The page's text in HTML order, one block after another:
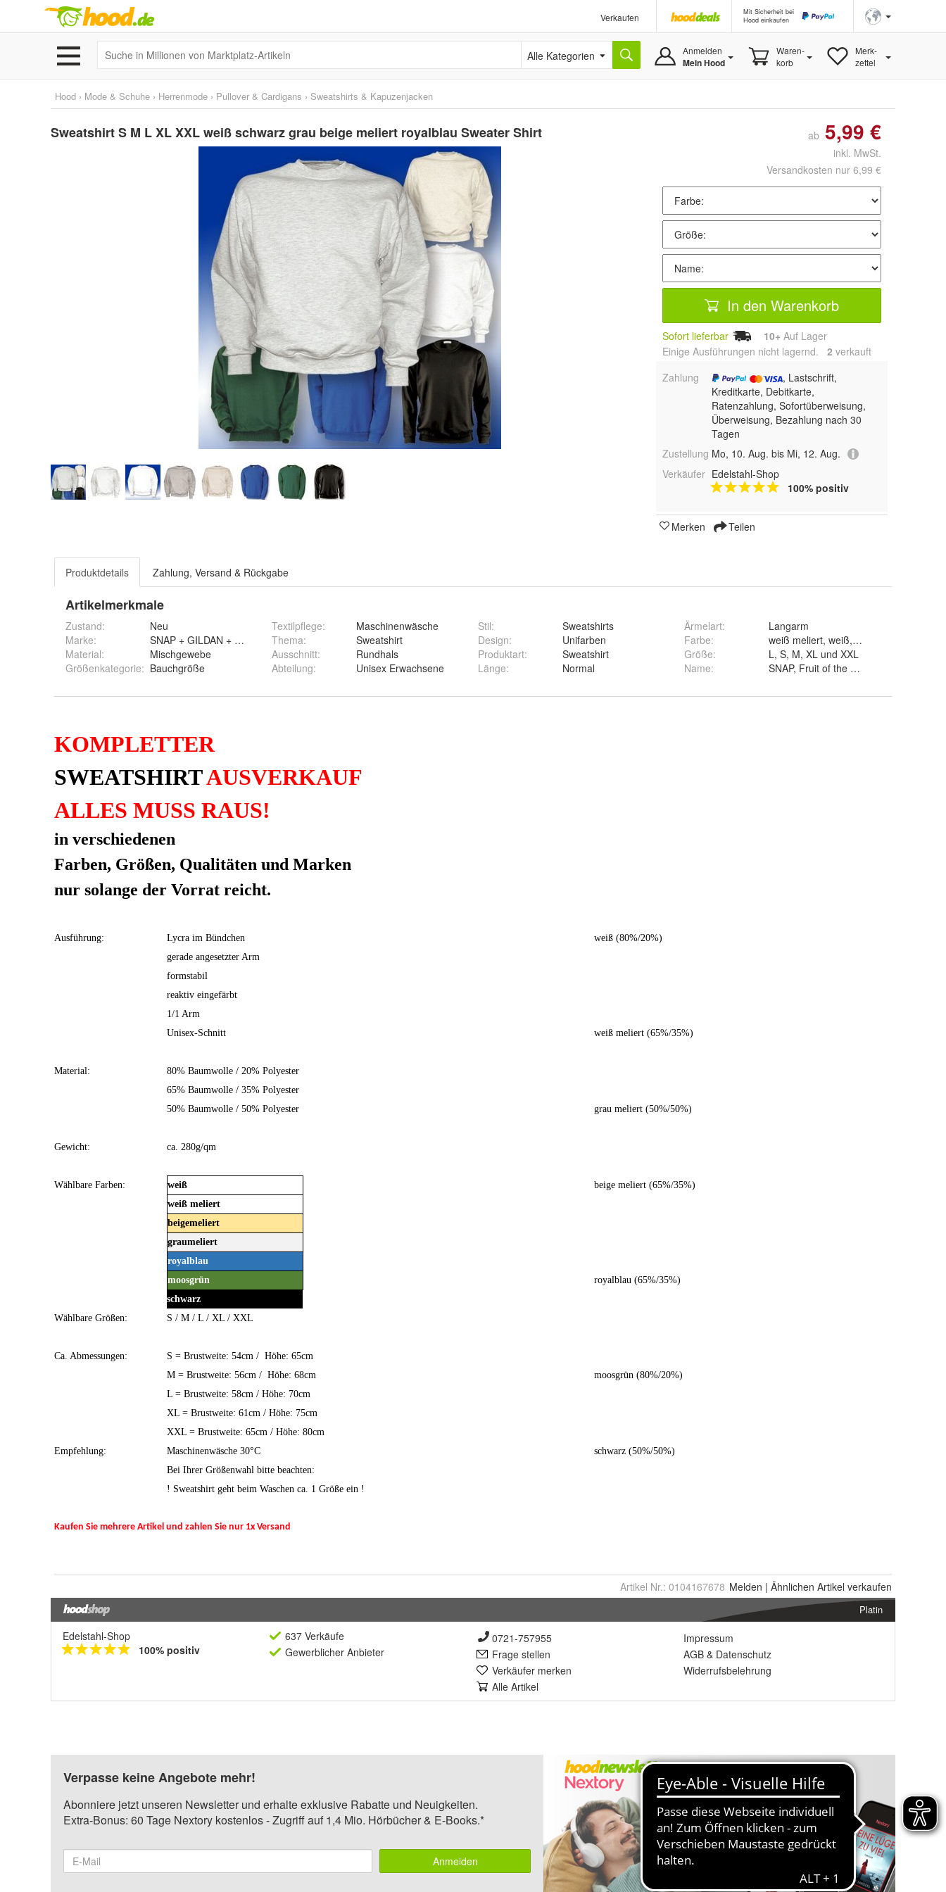
Verkaufen
Mit Sicherheit bei
Hood einkaufen
Alle Kategorien Anmelden
Mein Hood
Waren-
korb
Merk-
zettel
Hood › Mode & Schuhe › Herrenmode › Pullover & Cardigans › Sweatshirts & Kapuzenjacken
Sweatshirt S M L XL XXL weiß schwarz grau beige meliert royalblau Sweater Shirt ab 5,99 €
inkl. MwSt.
Versandkosten nur 6,99 €
In den Warenkorb
Sofort lieferbar 10+ Auf Lager
Einige Ausführungen nicht lagernd. 2 verkauft
Zahlung
, Lastschrift,
Kreditkarte, Debitkarte,
Ratenzahlung, Sofortüberweisung,
Überweisung, Bezahlung nach 30
Tagen
Zustellung Mo, 10. Aug. bis Mi, 12. Aug.
Verkäufer Edelstahl-Shop
100% positiv
Merken Teilen
Produktdetails Zahlung, Versand & Rückgabe
Artikelmerkmale
Zustand:
Neu
Marke:
SNAP + GILDAN + FRUIT OF THE LOOM
Material:
Mischgewebe
Größenkategorie: Bauchgröße
Textilpflege:
Maschinenwäsche
Thema:
Sweatshirt
Ausschnitt:
Rundhals
Abteilung: Unisex Erwachsene
Stil:
Sweatshirts
Design:
Unifarben
Produktart:
Sweatshirt
Länge: Normal
Ärmelart:
Langarm
Farbe:
Größe:
L, S, M, XL und XXL
Name:
Artikel Nr.: 0104167678 Melden | Ähnlichen Artikel verkaufen
Platin
Edelstahl-Shop
100% positiv
637 Verkäufe
Gewerblicher Anbieter
0721-757955
Frage stellen
Verkäufer merken
Alle Artikel
Impressum
AGB & Datenschutz
Widerrufsbelehrung
Verpasse keine Angebote mehr!
Abonniere jetzt unseren Newsletter und erhalte exklusive Rabatte und Neuigkeiten.
Extra-Bonus: 60 Tage Nextory kostenlos - Zugriff auf 1,4 Mio. Hörbücher & E-Books.*
Anmelden